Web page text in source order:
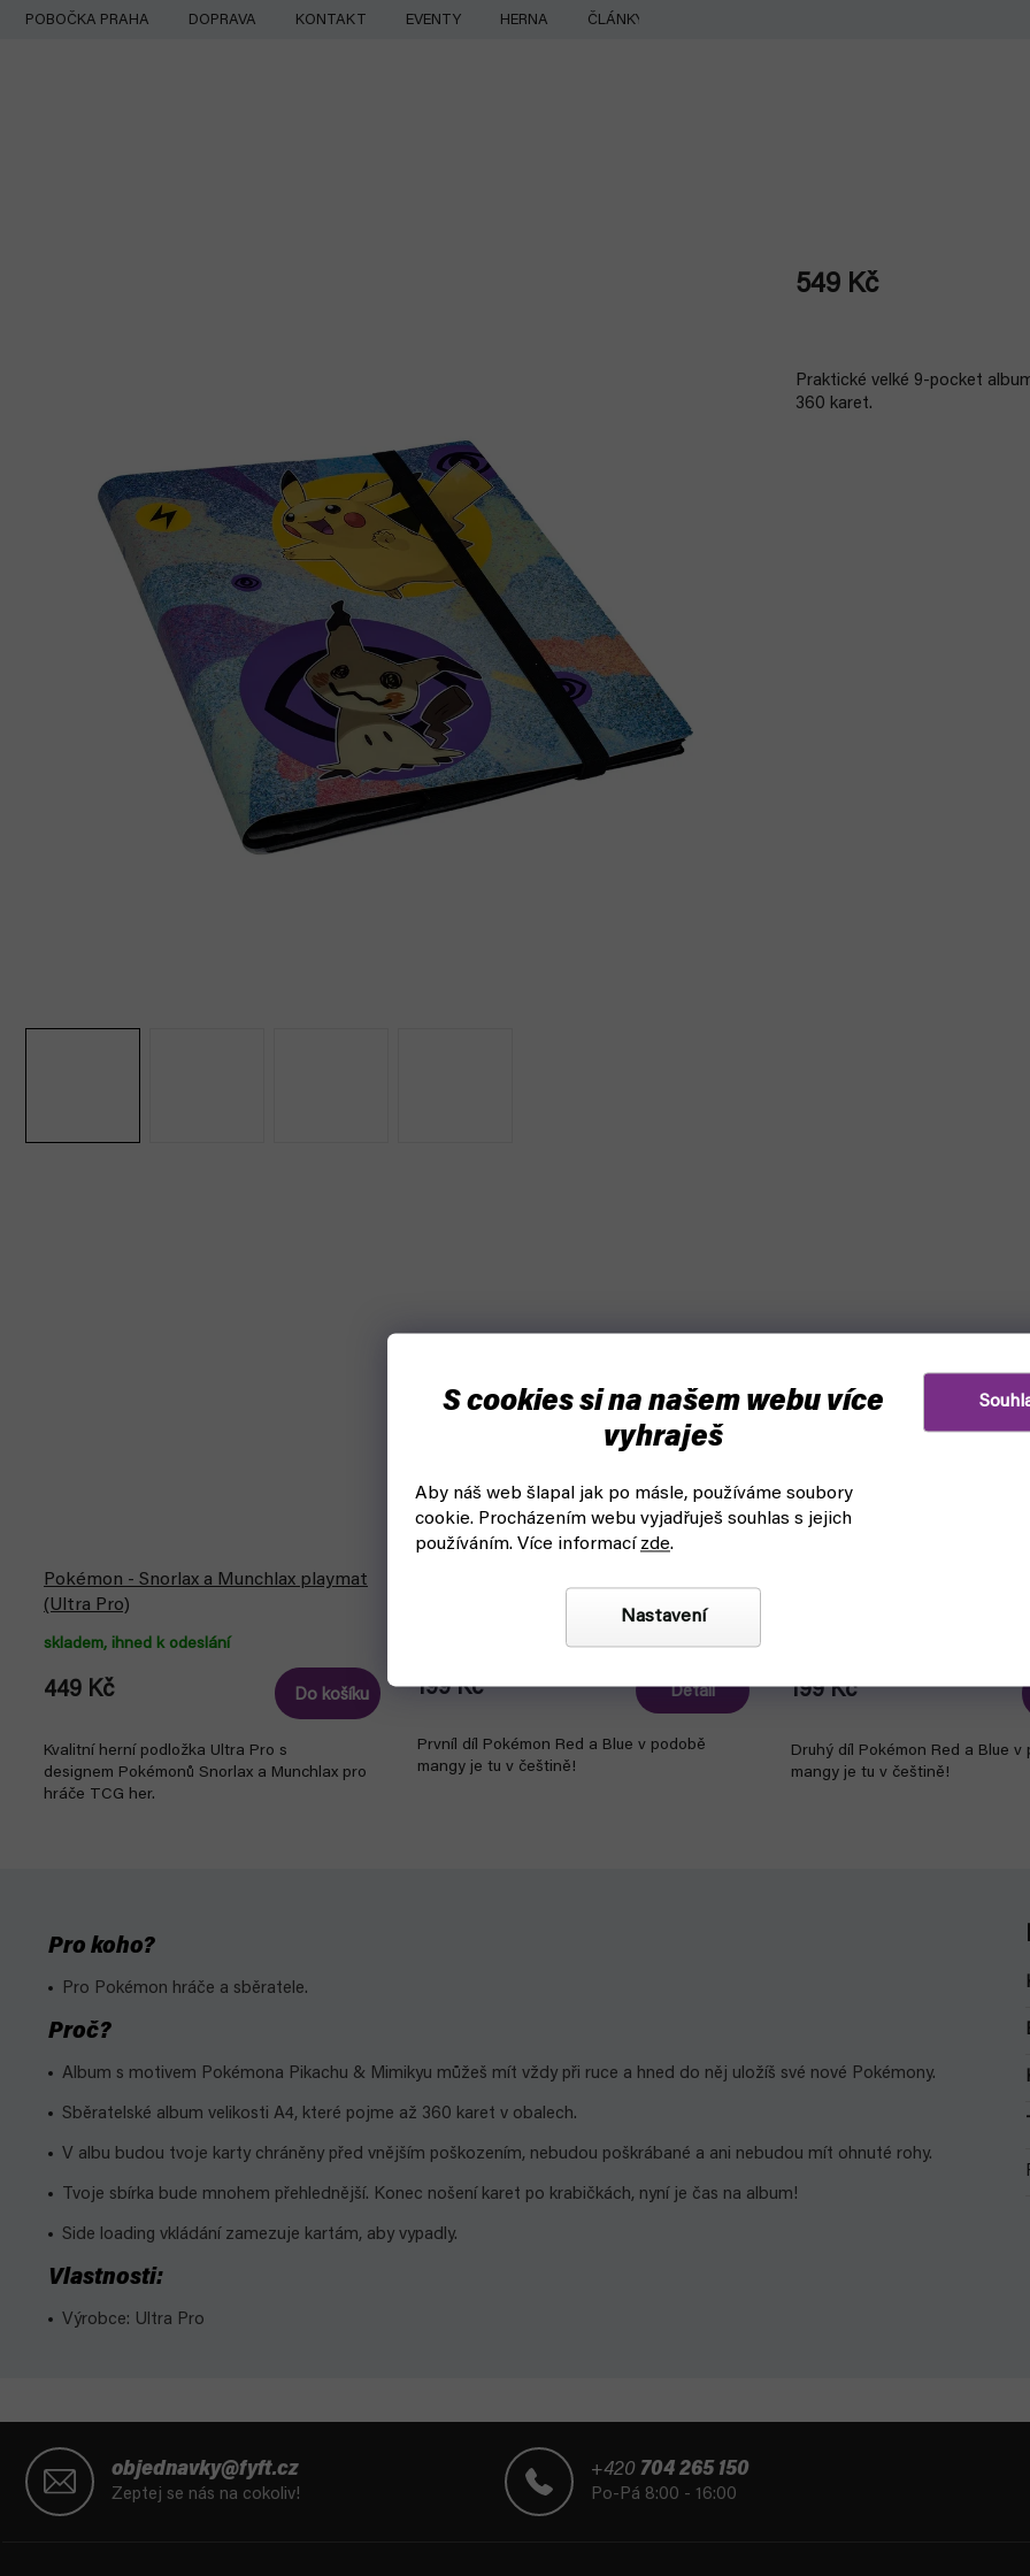
S cookies si na našem webu více
vyhraješ
Aby náš web šlapal jak po másle, používáme soubory
cookie. Procházením webu vyjadřuješ souhlas s jejich
používáním. Více informací zde.
Nastavení
Přejít
POBOČKA PRAHA DOPRAVA KONTAKT EVENTY HERNA ČLÁNKY
549 Kč
Praktické velké 9-pocket
360 karet.
Pokémon - Snorlax a Munchlax playmat
(Ultra Pro)
skladem, ihned k odeslání
449 Kč Do košíku
Kvalitní herní podložka Ultra Pro s
designem Pokémonů Snorlax a Munchlax pro
hráče TCG her.
Pokémon: Red a Blue 1 - komiks (Crew)
čekáme na naskladnění
199 Kč Detail
Prvníl díl Pokémon Red a Blue v podobě
mangy je tu v češtině!
199 Kč
Druhý díl Pokémon Red a Blue v
mangy je tu v češtině!
Pro koho?
Pro Pokémon hráče a sběratele.
Proč?
Album s motivem Pokémona Pikachu & Mimikyu můžeš mít vždy při ruce a hned do něj uložíš své nové Pokémony.
Sběratelské album velikosti A4, které pojme až 360 karet v obalech.
V albu budou tvoje karty chráněny před vnějším poškozením, nebudou poškrábané a ani nebudou mít ohnuté rohy.
Tvoje sbírka bude mnohem přehlednější. Konec nošení karet po krabičkách, nyní je čas na album!
Side loading vkládání zamezuje kartám, aby vypadly.
Vlastnosti:
Výrobce: Ultra Pro
objednavky@fyft.cz
Zeptej se nás na cokoliv!
+420 704 265 150
Po-Pá 8:00 - 16:00